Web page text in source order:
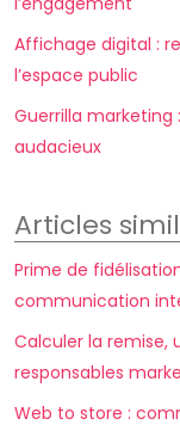
Affichage digital :
l’espace public
Guerrilla marketing
audacieux
Articles
Prime de
communication
Calculer la remise,
responsables
Web to store :